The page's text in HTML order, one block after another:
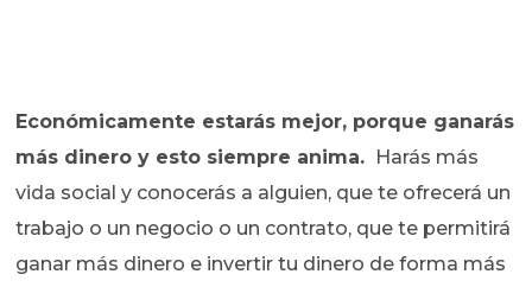
Económicamente estarás mejor, porque ganarás
más dinero y esto siempre anima.
Harás más
vida social y conocerás a alguien, que te ofrecerá un
trabajo o un negocio o un contrato, que te permitirá
ganar más dinero e invertir tu dinero de forma más